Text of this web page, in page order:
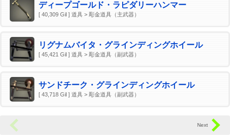
ディープゴールド・ラピダリーハンマー
[ 40,309 Gil ] 道具 > 彫金道具（主武器）
リグナムバイタ・グラインディングホイール
[ 45,421 Gil ] 道具 > 彫金道具（副武器）
サンドチーク・グラインディングホイール
[ 43,718 Gil ] 道具 > 彫金道具（副武器）